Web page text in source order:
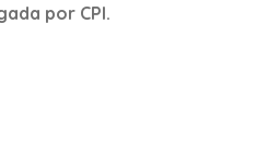
por CPI.